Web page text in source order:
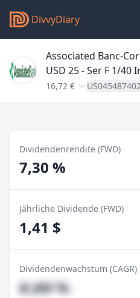
DivvyDiary
Associated Banc-
USD 25 - Ser F 1/40
16,72 €
Dividendenrendite (FWD)
7,30 %
Jährliche Dividende (FWD)
1,41 $
Dividendenwachstum (CAGR)
#,## %